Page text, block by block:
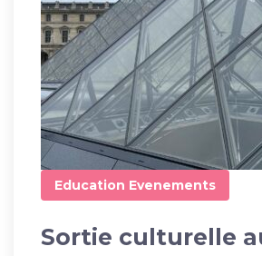
Education Evenements
Sortie culturelle